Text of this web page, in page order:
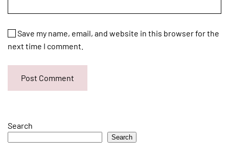
Save my name, email, and website in this browser for the
next time I comment.
Post Comment
Search
Search